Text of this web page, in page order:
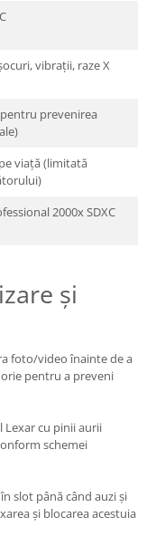
vibrații, raze X
prevenirea
viață (limitată
2000x SDXC
și
foto/video înainte de a
pentru a preveni
Lexar cu pinii aurii
schemei
slot până când auzi și
și blocarea acestuia